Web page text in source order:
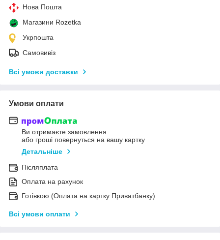
Нова Пошта
Магазини Rozetka
Укрпошта
Самовивіз
Всі умови доставки
Умови оплати
Ви отримаєте замовлення
або гроші повернуться на вашу картку
Детальніше
Післяплата
Оплата на рахунок
Готівкою (Оплата на картку Приватбанку)
Всі умови оплати